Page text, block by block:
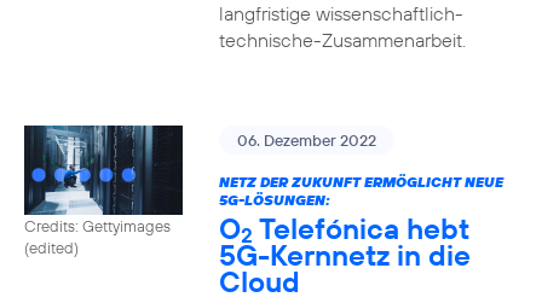
langfristige wissenschaftlich-
technische-Zusammenarbeit.
Credits: Gettyimages
(edited)
06. Dezember 2022
NETZ DER ZUKUNFT ERMÖGLICHT NEUE
5G-LÖSUNGEN:
O2 Telefónica hebt
5G-Kernnetz in die
Cloud